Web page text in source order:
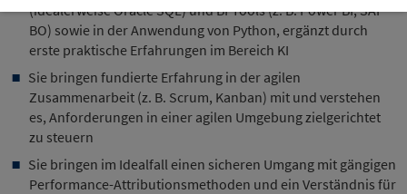
(idealerweise Oracle SQL) und BI-Tools (z. B. Power BI, SAP
BO) sowie in der Anwendung von Python, ergänzt durch
erste praktische Erfahrungen im Bereich KI
Sie bringen fundierte Erfahrung in der agilen
Zusammenarbeit (z. B. Scrum, Kanban) mit und verstehen
es, Anforderungen in einer agilen Umgebung zielgerichtet
zu steuern
Sie bringen im Idealfall einen sicheren Umgang mit gängigen
Performance-Attributionsmethoden und ein Verständnis für